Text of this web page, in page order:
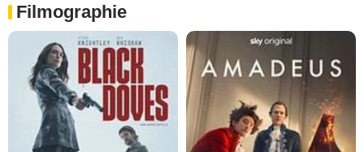
Filmographie